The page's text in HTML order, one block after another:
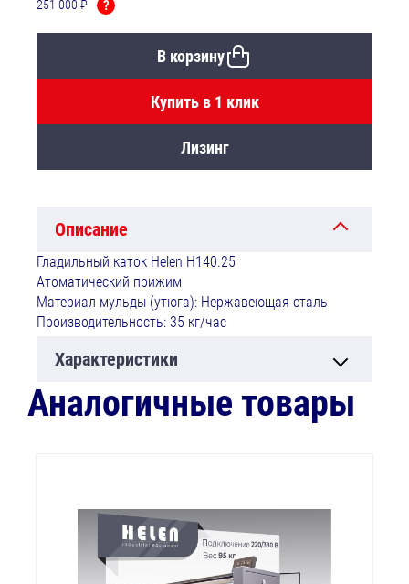
251 000 ₽ ?
В корзину
Купить в 1 клик
Лизинг
Описание
Гладильный каток Helen Н140.25
Атоматический прижим
Материал мульды (утюга): Нержавеющая сталь
Производительность: 35 кг/час
Характеристики
Аналогичные товары